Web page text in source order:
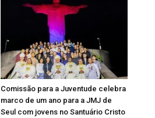
Comissão para a Juventude celebra
marco de um ano para a JMJ de
Seul com jovens no Santuário Cristo